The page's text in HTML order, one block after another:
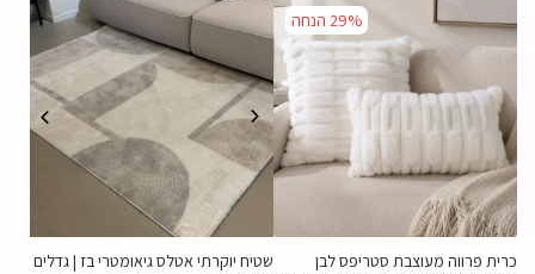
29% הנחה
כרית פרווה מעוצבת סטריפס לבן
שטיח יוקרתי אטלס גיאומטרי בז | גדלים